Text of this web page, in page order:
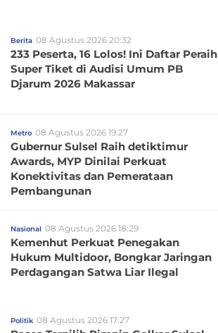
Berita 08 Agustus 2026 20:32
233 Peserta, 16 Lolos! Ini Daftar Peraih
Super Tiket di Audisi Umum PB
Djarum 2026 Makassar
Metro 08 Agustus 2026 19:27
Gubernur Sulsel Raih detiktimur
Awards, MYP Dinilai Perkuat
Konektivitas dan Pemerataan
Pembangunan
Nasional 08 Agustus 2026 18:29
Kemenhut Perkuat Penegakan
Hukum Multidoor, Bongkar Jaringan
Perdagangan Satwa Liar Ilegal
Politik 08 Agustus 2026 17:27